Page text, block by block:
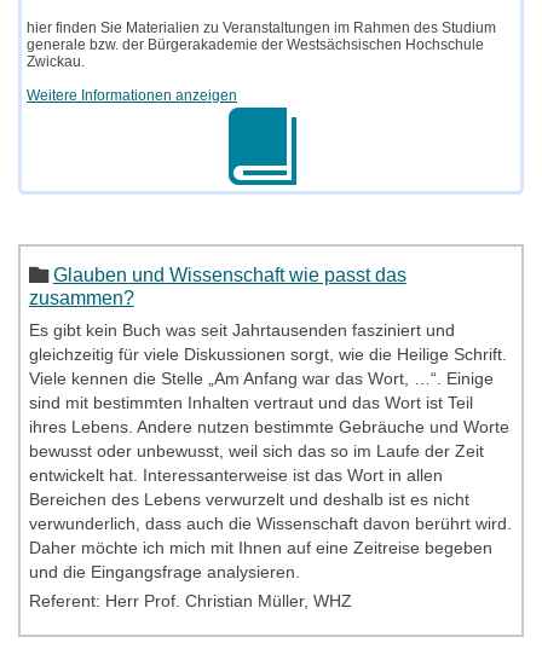
hier finden Sie Materialien zu Veranstaltungen im Rahmen des Studium
generale bzw. der Bürgerakademie der Westsächsischen Hochschule
Zwickau.
Weitere Informationen anzeigen
Glauben und Wissenschaft wie passt das
zusammen?
Es gibt kein Buch was seit Jahrtausenden fasziniert und
gleichzeitig für viele Diskussionen sorgt, wie die Heilige Schrift.
Viele kennen die Stelle „Am Anfang war das Wort, …“. Einige
sind mit bestimmten Inhalten vertraut und das Wort ist Teil
ihres Lebens. Andere nutzen bestimmte Gebräuche und Worte
bewusst oder unbewusst, weil sich das so im Laufe der Zeit
entwickelt hat. Interessanterweise ist das Wort in allen
Bereichen des Lebens verwurzelt und deshalb ist es nicht
verwunderlich, dass auch die Wissenschaft davon berührt wird.
Daher möchte ich mich mit Ihnen auf eine Zeitreise begeben
und die Eingangsfrage analysieren.
Referent: Herr Prof. Christian Müller, WHZ